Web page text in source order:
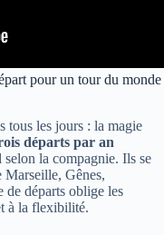
pour un tour du monde
tous les jours : la magie
départs par an
la compagnie. Ils se
Marseille, Gênes,
départs oblige les
à la flexibilité.